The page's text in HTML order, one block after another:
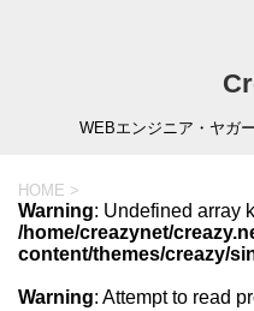
WEBエンジニア・ヤガ
HOME >
Warning: Undefined array
/home/creazynet/
content/themes/creazy/
Warning: Attempt to read